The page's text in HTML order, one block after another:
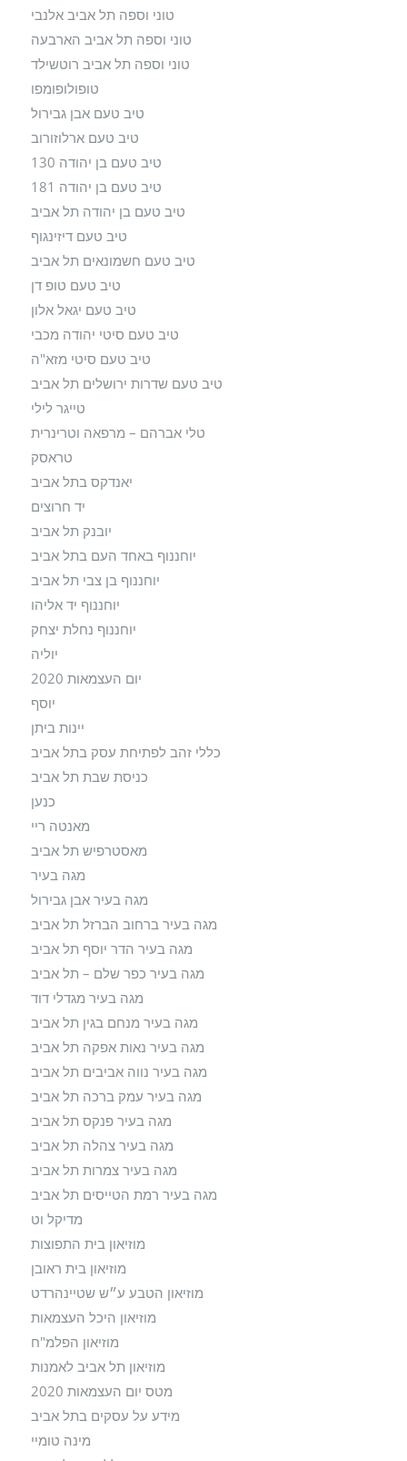
טוני וספה תל אביב אלנבי
טוני וספה תל אביב הארבעה
טוני וספה תל אביב רוטשילד
טופולופומפו
טיב טעם אבן גבירול
טיב טעם ארלוזורוב
טיב טעם בן יהודה 130
טיב טעם בן יהודה 181
טיב טעם בן יהודה תל אביב
טיב טעם דיזינגוף
טיב טעם חשמונאים תל אביב
טיב טעם טופ דן
טיב טעם יגאל אלון
טיב טעם סיטי יהודה מכבי
טיב טעם סיטי מזא"ה
טיב טעם שדרות ירושלים תל אביב
טייגר לילי
טלי אברהם – מרפאה וטרינרית
טראסק
יאנדקס בתל אביב
יד חרוצים
יובנק תל אביב
יוחננוף באחד העם בתל אביב
יוחננוף בן צבי תל אביב
יוחננוף יד אליהו
יוחננוף נחלת יצחק
יוליה
יום העצמאות 2020
יוסף
יינות ביתן
כללי זהב לפתיחת עסק בתל אביב
כניסת שבת תל אביב
כנען
מאנטה ריי
מאסטרפיש תל אביב
מגה בעיר
מגה בעיר אבן גבירול
מגה בעיר ברחוב הברזל תל אביב
מגה בעיר הדר יוסף תל אביב
מגה בעיר כפר שלם – תל אביב
מגה בעיר מגדלי דוד
מגה בעיר מנחם בגין תל אביב
מגה בעיר נאות אפקה תל אביב
מגה בעיר נווה אביבים תל אביב
מגה בעיר עמק ברכה תל אביב
מגה בעיר פנקס תל אביב
מגה בעיר צהלה תל אביב
מגה בעיר צמרות תל אביב
מגה בעיר רמת הטייסים תל אביב
מדיקל וט
מוזיאון בית התפוצות
מוזיאון בית ראובן
מוזיאון הטבע ע״ש שטיינהרדט
מוזיאון היכל העצמאות
מוזיאון הפלמ"ח
מוזיאון תל אביב לאמנות
מטס יום העצמאות 2020
מידע על עסקים בתל אביב
מינה טומיי